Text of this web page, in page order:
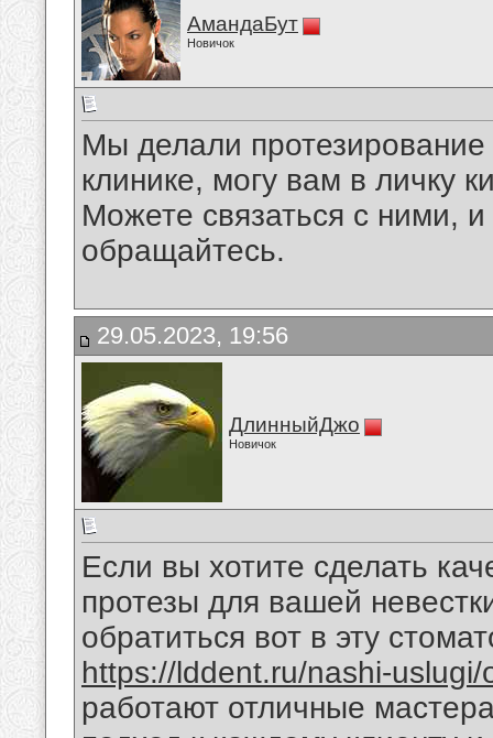
АмандаБут
Новичок
Мы делали
клинике, могу вам в личку
Можете связаться с ними, и
обращайтесь.
29.05.2023, 19:56
ДлинныйДжо
Новичок
Если вы хотите сделать
протезы для вашей
обратиться вот в эту
https://lddent.ru/nashi-
работают отличные